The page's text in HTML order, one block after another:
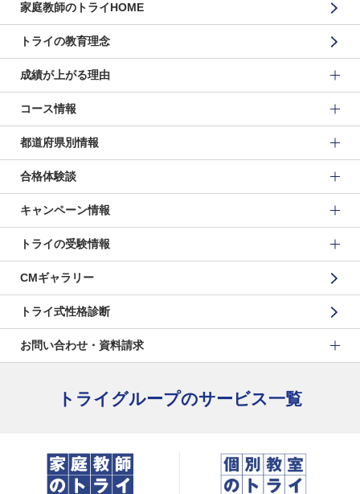
家庭教師のトライHOME
トライの教育理念
成績が上がる理由
コース情報
都道府県別情報
合格体験談
キャンペーン情報
トライの受験情報
CMギャラリー
トライ式性格診断
お問い合わせ・資料請求
トライグループのサービス一覧